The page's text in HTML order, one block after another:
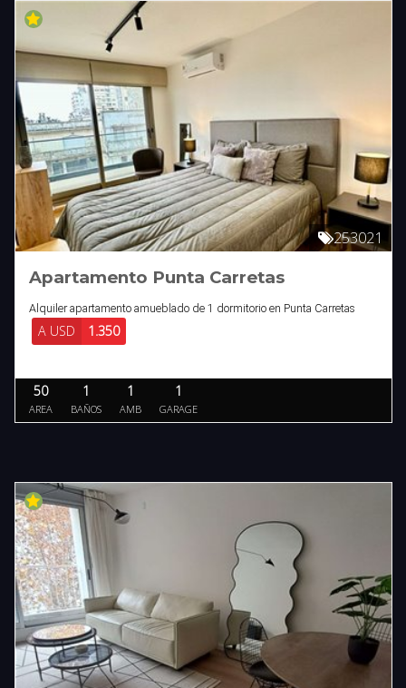
253021
Apartamento Punta Carretas
Alquiler apartamento amueblado de 1 dormitorio en Punta Carretas
A USD 1.350
50
AREA
1
BAÑOS
1
AMB
1
GARAGE